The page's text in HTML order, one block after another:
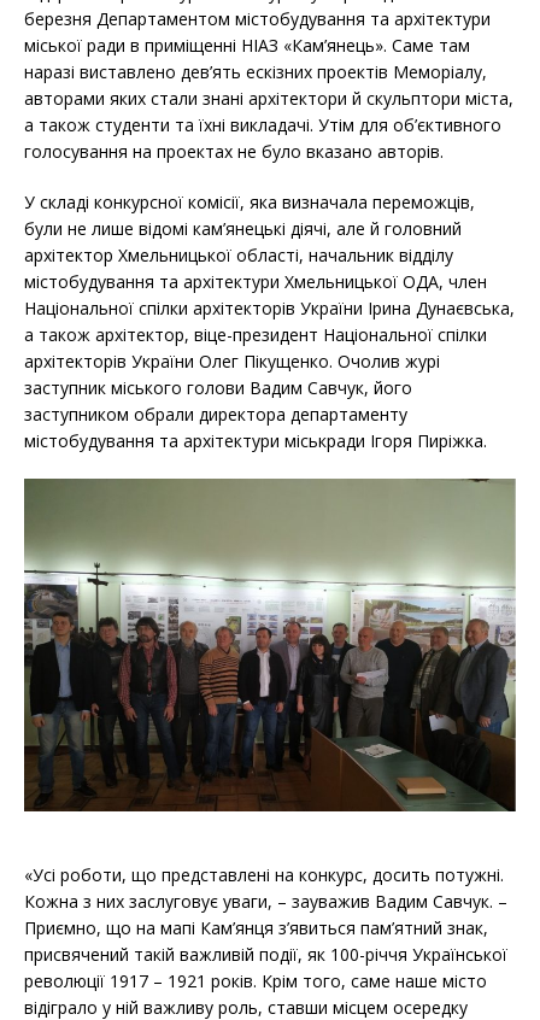
березня Департаментом містобудування та архітектури
міської ради в приміщенні НІАЗ «Кам’янець». Саме там
наразі виставлено дев’ять ескізних проектів Меморіалу,
авторами яких стали знані архітектори й скульптори міста,
а також студенти та їхні викладачі. Утім для об’єктивного
голосування на проектах не було вказано авторів.
У складі конкурсної комісії, яка визначала переможців,
були не лише відомі кам’янецькі діячі, але й головний
архітектор Хмельницької області, начальник відділу
містобудування та архітектури Хмельницької ОДА, член
Національної спілки архітекторів України Ірина Дунаєвська,
а також архітектор, віце-президент Національної спілки
архітекторів України Олег Пікущенко. Очолив журі
заступник міського голови Вадим Савчук, його
заступником обрали директора департаменту
містобудування та архітектури міськради Ігоря Пиріжка.
«Усі роботи, що представлені на конкурс, досить потужні.
Кожна з них заслуговує уваги, – зауважив Вадим Савчук. –
Приємно, що на мапі Кам’янця з’явиться пам’ятний знак,
присвячений такій важливій події, як 100-річчя Української
революції 1917 – 1921 років. Крім того, саме наше місто
відіграло у ній важливу роль, ставши місцем осередку